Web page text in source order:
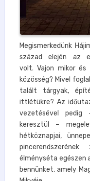
Megismerkedünk
század elején az
volt. Vajon mikor és
közösség? Mivel
talált tárgyak,
ittlétükre? Az
vezetésével pedig
keresztül –
hétköznapjai,
élményséta egészen
bennünket, amely